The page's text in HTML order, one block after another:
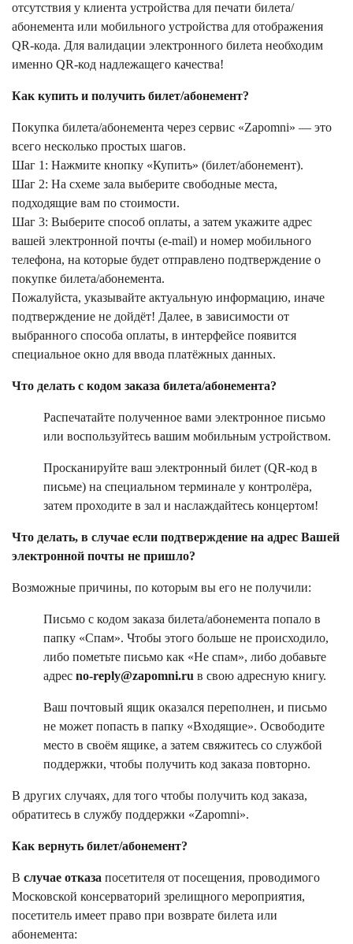
отсутствия у клиента устройства для печати билета/
абонемента или мобильного устройства для отображения
QR-кода. Для валидации электронного билета необходим
именно QR-код надлежащего качества!
Как купить и получить билет/абонемент?
Покупка билета/абонемента через сервис «Zapomni» — это
всего несколько простых шагов.
Шаг 1: Нажмите кнопку «Купить» (билет/абонемент).
Шаг 2: На схеме зала выберите свободные места,
подходящие вам по стоимости.
Шаг 3: Выберите способ оплаты, а затем укажите адрес
вашей электронной почты (e-mail) и номер мобильного
телефона, на которые будет отправлено подтверждение о
покупке билета/абонемента.
Пожалуйста, указывайте актуальную информацию, иначе
подтверждение не дойдёт! Далее, в зависимости от
выбранного способа оплаты, в интерфейсе появится
специальное окно для ввода платёжных данных.
Что делать с кодом заказа билета/абонемента?
Распечатайте полученное вами электронное письмо
или воспользуйтесь вашим мобильным устройством.
Просканируйте ваш электронный билет (QR-код в
письме) на специальном терминале у контролёра,
затем проходите в зал и наслаждайтесь концертом!
Что делать, в случае если подтверждение на адрес Вашей
электронной почты не пришло?
Возможные причины, по которым вы его не получили:
Письмо с кодом заказа билета/абонемента попало в
папку «Спам». Чтобы этого больше не происходило,
либо пометьте письмо как «Не спам», либо добавьте
адрес no-reply@zapomni.ru в свою адресную книгу.
Ваш почтовый ящик оказался переполнен, и письмо
не может попасть в папку «Входящие». Освободите
место в своём ящике, а затем свяжитесь со службой
поддержки, чтобы получить код заказа повторно.
В других случаях, для того чтобы получить код заказа,
обратитесь в службу поддержки «Zapomni».
Как вернуть билет/абонемент?
В случае отказа посетителя от посещения, проводимого
Московской консерваторий зрелищного мероприятия,
посетитель имеет право при возврате билета или
абонемента: